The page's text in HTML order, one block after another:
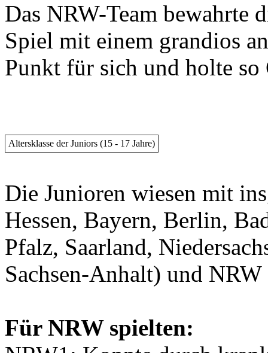
Das NRW-Team bewahrte
Spiel mit einem grandios
Punkt für sich und holte
Altersklasse der Juniors (15 - 17 Jahre)
Die Junioren wiesen mit
Hessen, Bayern, Berlin,
Pfalz, Saarland,
Sachsen-Anhalt) und
Für NRW spielten: